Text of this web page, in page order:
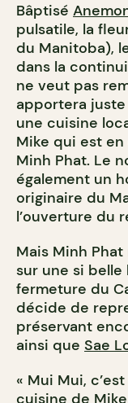
Bâptisé
pulsatile, la
du Manitoba),
dans la
ne veut pas
apportera
une cuisine
Mike qui est
Minh Phat. Le
également un
originaire du
l’ouverture du
Mais Minh Phat
sur une si belle
fermeture du
décide de
préservant
ainsi que Sae
« Mui Mui,